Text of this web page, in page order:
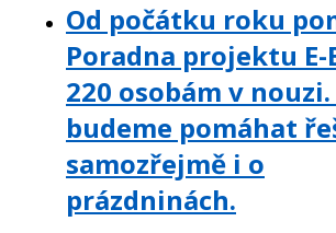
Od počátku roku
Poradna projektu E-
220 osobám v
budeme pomáhat
samozřejmě i o
prázdninách.